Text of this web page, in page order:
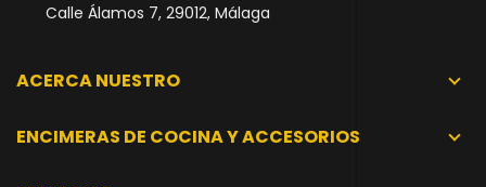
Calle Álamos 7, 29012, Málaga
ACERCA NUESTRO
ENCIMERAS DE COCINA Y ACCESORIOS